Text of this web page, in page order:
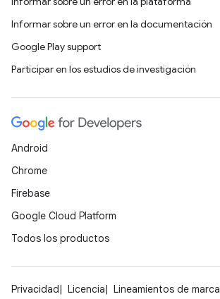
Informar sobre un error en la documentación
Google Play support
Participar en los estudios de investigación
Android
Chrome
Firebase
Google Cloud Platform
Todos los productos
Privacidad Licencia Lineamientos de marca